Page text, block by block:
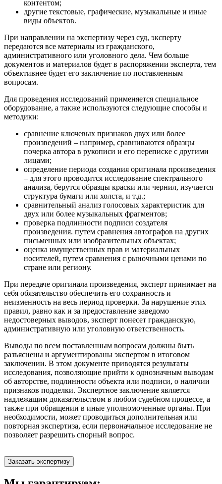
контентом;
другие текстовые, графические, музыкальные и иные
виды объектов.
При направлении на экспертизу через суд, эксперту
передаются все материалы из гражданского,
административного или уголовного дела. Чем больше
документов и материалов будет в распоряжении эксперта, тем
объективнее будет его заключение по поставленным
вопросам.
Для проведения исследований применяется специальное
оборудование, а также используются следующие способы и
методики:
сравнение ключевых признаков двух или более
произведений – например, сравниваются образцы
почерка автора в рукописи и его переписке с другими
лицами;
определение периода создания оригинала произведения
– для этого проводится исследование спектрального
анализа, берутся образцы краски или чернил, изучается
структура бумаги или холста, и т.д.;
сравнительный анализ голосовых характеристик для
двух или более музыкальных фрагментов;
проверка подлинности подписи создателя
произведения. путем сравнения автографов на других
письменных или изобразительных объектах;
оценка имущественных прав и материальных
носителей, путем сравнения с рыночными ценами по
стране или региону.
При передаче оригинала произведения, эксперт принимает на
себя обязательство обеспечить его сохранность и
неизменность на весь период проверки. За нарушение этих
правил, равно как и за предоставление заведомо
недостоверных выводов, эксперт понесет гражданскую,
административную или уголовную ответственность.
Выводы по всем поставленным вопросам должны быть
разъяснены и аргументированы экспертом в итоговом
заключении. В этом документе приводятся результаты
исследования, позволяющие прийти к однозначным выводам
об авторстве, подлинности объекта или подписи, о наличии
признаков подделки. Экспертное заключение является
надлежащим доказательством в любом судебном процессе, а
также при обращении в иные уполномоченные органы. При
необходимости, может проводиться дополнительная или
повторная экспертиза, если первоначальное исследование не
позволяет разрешить спорный вопрос.
Заказать экспертизу